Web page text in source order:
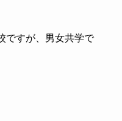
ですが、男女共学で